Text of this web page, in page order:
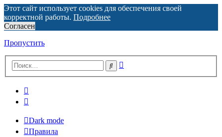
Этот сайт использует cookies для обеспечения своей
корректной работы. Подробнее
Согласен
Пропустить
Поиск
Dark mode
Правила